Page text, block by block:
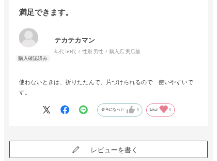
満足できます。
テカテカマン
年代:50代 性別:男性 購入店:実店舗
使わないときは、折りたたんで、片づけられるので 使いやすいで
す。
参考になった 0 Like! 0
レビューを書く